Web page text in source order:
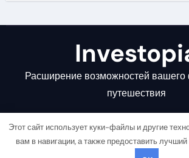
Расширение возможностей вашего
путешествия
Этот сайт использует куки-файлы и другие
вам в навигации, а также предоставить